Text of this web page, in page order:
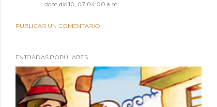
dom dic 10, 07:04:00 a.m.
PUBLICAR UN COMENTARIO
ENTRADAS POPULARES